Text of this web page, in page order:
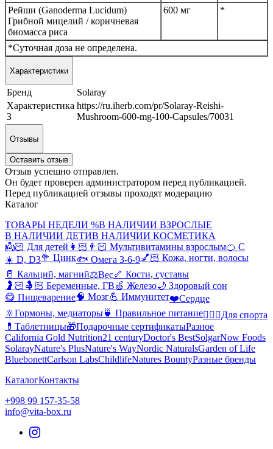
Рейши (Ganoderma Lucidum)
Грибной мицелий / коричневая
биомасса риса
600 мг *
*Суточная доза не определена.
Характеристики
Бренд
Solaray
Характеристика
3
https://ru.iherb.com/pr/Solaray-Reishi-
Mushroom-600-mg-100-Capsules/70031
Отзывы
Оставить отзыв
Отзыв успешно отправлен.
Он будет проверен администратором перед публикацией.
Перед публикацией отзывы проходят модерацию
Каталог
ТОВАРЫ НЕДЕЛИ %В НАЛИЧИИ ВЗРОСЛЫЕ
В НАЛИЧИИ ДЕТИВ НАЛИЧИИ КОСМЕТИКА
👼🏻 Для детей 👩🏻👨🏻 Мультивитамины взрослым🍊 С
☀️ D, D3🥦 Цинк🐟 Омега 3-6-9💅🏻 Кожа, ногти, волосы
🥛 Кальций, магний⚖️Вес🦴 Кости, суставы
🤰🏻🤱🏻 Беременные, ГВ🍏 Железо🌙 Здоровый сон
😋 Пищеварение🧠 Мозг💪 Иммунитет❤️Сердце
🔆Гормоны, медиаторы🍵 Правильное питание🤸🏻‍♀️Для спорта
💊Таблетницы🎁Подарочные сертификатыРазное
California Gold Nutrition21 centuryDoctor's BestSolgarNow Foods
SolarayNature's PlusNature's WayNordic NaturalsGarden of Life
BluebonettCarlson LabsChildlifeNatures BountyРазные бренды
КаталогКонтакты
+998 99 157-35-58
info@vita-box.ru